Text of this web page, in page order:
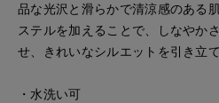
品な光沢と滑らかで清涼感のある
ステルを加えることで、しなやか
せ、きれいなシルエットを引き立て
・水洗い可